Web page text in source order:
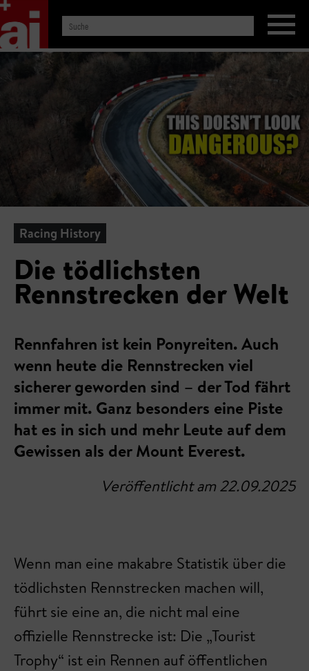
Racing History
Die tödlichsten
Rennstrecken der Welt
Rennfahren ist kein Ponyreiten. Auch
wenn heute die Rennstrecken viel
sicherer geworden sind – der Tod fährt
immer mit. Ganz besonders eine Piste
hat es in sich und mehr Leute auf dem
Gewissen als der Mount Everest.
Veröffentlicht am 22.09.2025
Wenn man eine makabre Statistik über die
tödlichsten Rennstrecken machen will,
führt sie eine an, die nicht mal eine
offizielle Rennstrecke ist: Die „Tourist
Trophy“ ist ein Rennen auf öffentlichen